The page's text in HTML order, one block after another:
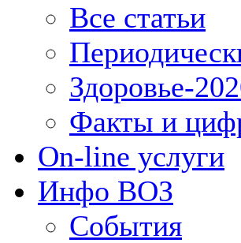
Все статьи
Здоровье-
Факты и
On-line услуги
Инфо ВОЗ
События